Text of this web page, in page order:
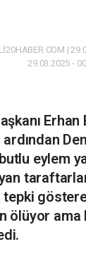
|
29.03.2025 -
Erhan
ardından
eylem
tepki
ölüyor